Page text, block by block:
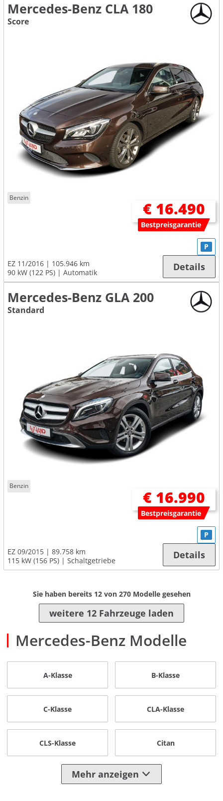
Mercedes-Benz CLA 180
Score
Benzin
€ 16.490
Bestpreisgarantie
EZ 11/2016
105.946 km
90 kW (122 PS)
Automatik
P
Details
Mercedes-Benz GLA 200
Standard
Benzin
€ 16.990
Bestpreisgarantie
EZ 09/2015
89.758 km
115 kW (156 PS)
Schaltgetriebe
P
Details
Sie haben bereits 12von 270Modelle gesehen
weitere 12 Fahrzeuge laden
Mercedes-Benz Modelle
A-Klasse B-Klasse
C-Klasse CLA-Klasse
CLS-Klasse Citan
Mehr anzeigen